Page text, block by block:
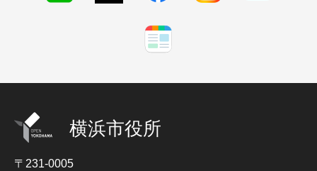
横浜市役所
〒231-0005